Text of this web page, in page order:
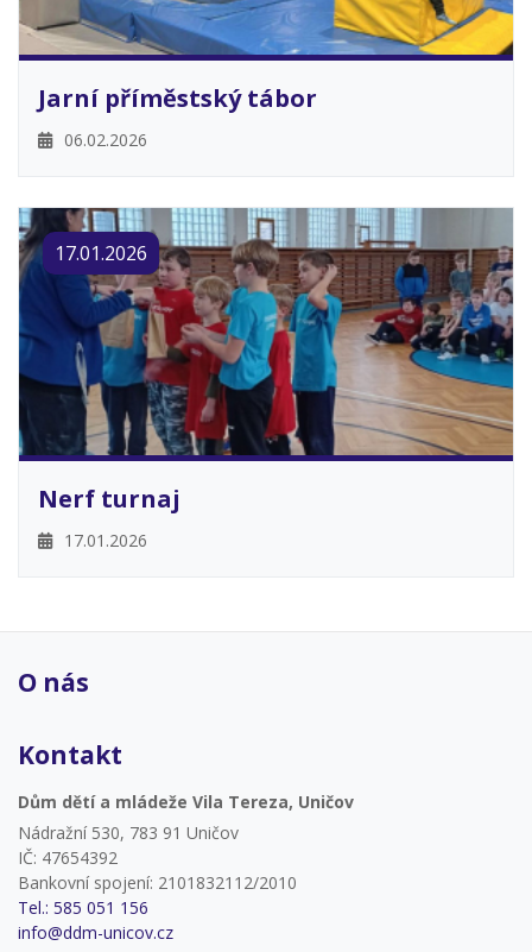
Jarní příměstský tábor
06.02.2026
17.01.2026
Nerf turnaj
17.01.2026
O nás
Kontakt
Dům dětí a mládeže Vila Tereza, Uničov
Nádražní 530, 783 91 Uničov
IČ: 47654392
Bankovní spojení: 2101832112/2010
Tel.: 585 051 156
info@ddm-unicov.cz